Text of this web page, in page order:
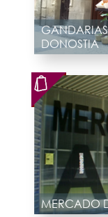
GANDARIAS
DONOSTIA
MERCADO